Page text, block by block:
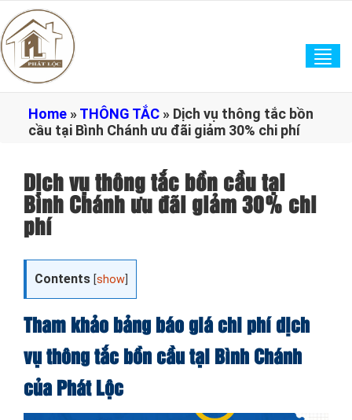
Home »THÔNG TẮC » Dịch vụ thông tắc bồn
cầu tại Bình Chánh ưu đãi giảm 30% chi phí
Dịch vụ thông tắc bồn cầu tại
Bình Chánh ưu đãi giảm 30% chi
phí
Contents [show
Tham khảo bảng báo giá chi phí dịch
vụ thông tắc bồn cầu tại Bình Chánh
của Phát Lộc